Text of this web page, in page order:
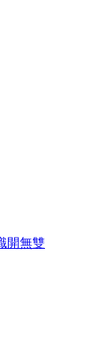
開無雙